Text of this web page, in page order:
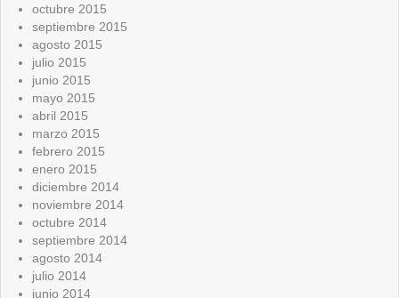
octubre 2015
septiembre 2015
agosto 2015
julio 2015
junio 2015
mayo 2015
abril 2015
marzo 2015
febrero 2015
enero 2015
diciembre 2014
noviembre 2014
octubre 2014
septiembre 2014
agosto 2014
julio 2014
junio 2014